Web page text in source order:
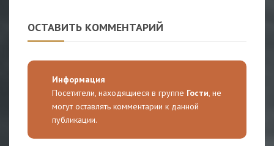
ОСТАВИТЬ КОММЕНТАРИЙ
Информация
Посетители, находящиеся в группе Гости, не
могут оставлять комментарии к данной
публикации.